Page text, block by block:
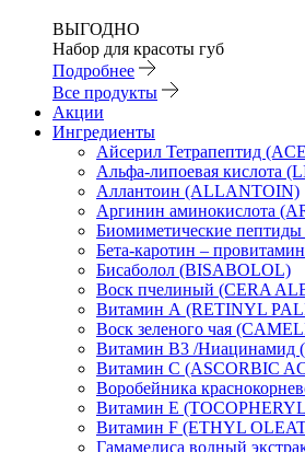
ВЫГОДНО
Набор для красоты губ
Подробнее
Все продукты
Акции
Ингредиенты
Айсерил Тетрапептид
Альфа-липоевая кислота
Аллантоин (ALLANTOIN)
Аргинин аминокислота
Биомиметические
Бета-каротин –
Бисаболол (BISABOLOL)
Воск пчелиный (CERA
Витамин А (RETINYL
Воск зеленого чая
Витамин B3 /Ниацинамид
Витамин C (ASCORBIC
Воробейника
Витамин Е
Витамин F (ETHYL
Гамамелиса водный